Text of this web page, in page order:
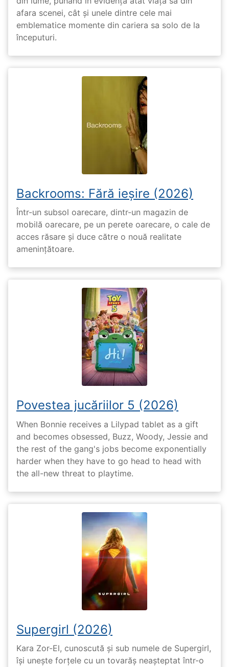
afara scenei, cât și unele dintre cele mai
emblematice momente din cariera sa solo de la
începuturi.
Backrooms: Fără ieșire (2026)
Într-un subsol oarecare, dintr-un magazin de
mobilă oarecare, pe un perete oarecare, o cale de
acces răsare și duce către o nouă realitate
amenințătoare.
Povestea jucăriilor 5 (2026)
When Bonnie receives a Lilypad tablet as a gift
and becomes obsessed, Buzz, Woody, Jessie and
the rest of the gang's jobs become exponentially
harder when they have to go head to head with
the all-new threat to playtime.
Supergirl (2026)
Kara Zor-El, cunoscută și sub numele de Supergirl,
își unește forțele cu un tovarăș neașteptat într-o